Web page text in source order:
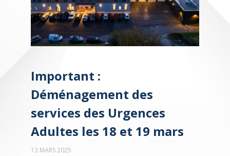
Important :
Déménagement des
services des Urgences
Adultes les 18 et 19 mars
13 MARS 2025